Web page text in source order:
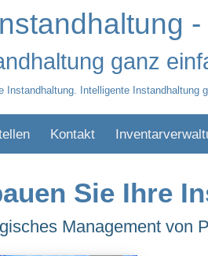
ganz
Instandhaltung. Intelligente Instandhaltung
Kontakt
Sie Ihre
Management von